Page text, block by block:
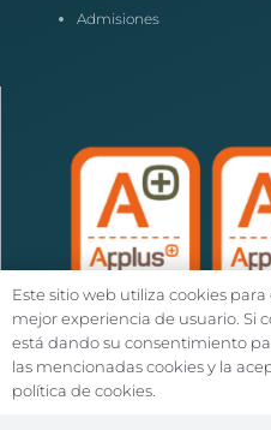
Admisiones
Este sitio web utiliza cookies
mejor experiencia de usuario. Si
está dando su consentimiento
las mencionadas cookies y la
política de cookies.